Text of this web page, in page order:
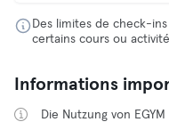
Des limites de check-
certains cours ou
Informations
Die Nutzung von